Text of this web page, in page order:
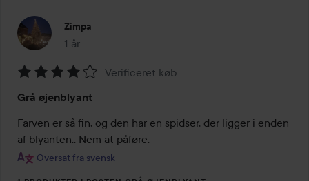
Zimpa
1 år
Posten blev oprettet 1 år
4
ud
af
5
Verificeret køb
Grå øjenblyant
Farven er så fin, og den har en spidser, der ligger i enden
af blyanten.. Nem at påføre.
Oversat fra svensk